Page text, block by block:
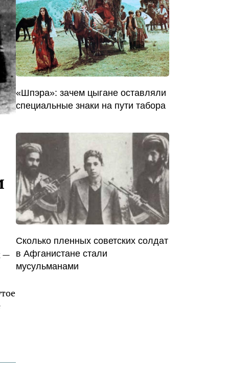
—
«Шпэра»: зачем цыгане оставляли
специальные знаки на пути табора
Сколько пленных советских солдат
в Афганистане стали
мусульманами